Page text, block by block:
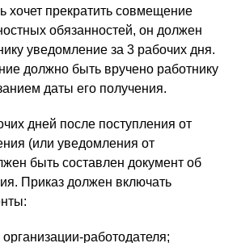
хочет прекратить совмещение
обязанностей, он должен
уведомление за 3 рабочих дня.
должно быть вручено работнику
даты его получения.
дней после поступления от
(или уведомления от
быть составлен документ об
Приказ должен включать
работодателя;